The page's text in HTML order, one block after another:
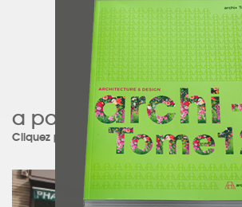
a participé à ce projet :
Cliquez pour découvrir le projet